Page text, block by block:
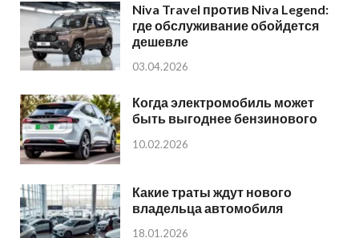
Niva Travel против Niva Legend:
где обслуживание обойдется
дешевле
03.04.2026
Когда электромобиль может
быть выгоднее бензинового
10.02.2026
Какие траты ждут нового
владельца автомобиля
18.01.2026